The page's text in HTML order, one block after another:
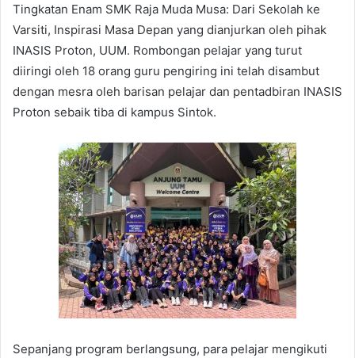
Tingkatan Enam SMK Raja Muda Musa: Dari Sekolah ke
Varsiti, Inspirasi Masa Depan yang dianjurkan oleh pihak
INASIS Proton, UUM. Rombongan pelajar yang turut
diiringi oleh 18 orang guru pengiring ini telah disambut
dengan mesra oleh barisan pelajar dan pentadbiran INASIS
Proton sebaik tiba di kampus Sintok.
Sepanjang program berlangsung, para pelajar mengikuti